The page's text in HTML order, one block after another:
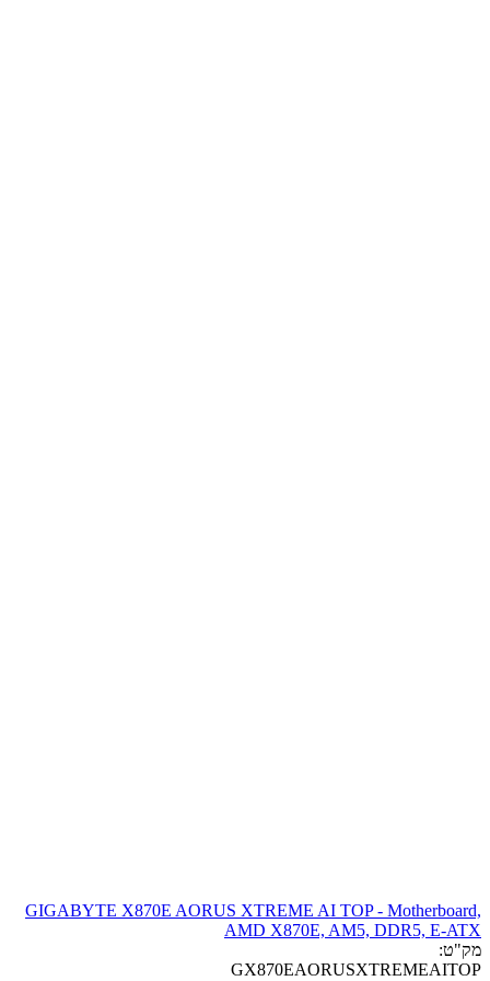
GIGABYTE X870E AORUS XTREME AI TOP - Motherboard,
AMD X870E, AM5, DDR5, E-ATX
מק"ט:
GX870EAORUSXTREMEAITOP